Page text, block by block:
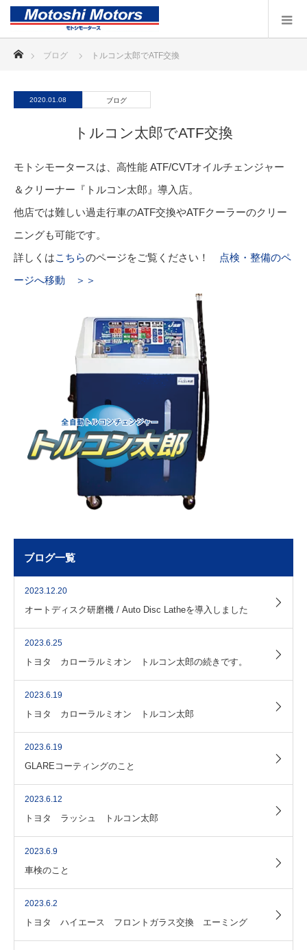
ブログ トルコン太郎でATF交換
2020.01.08 ブログ
トルコン太郎でATF交換
モトシモータースは、高性能 ATF/CVTオイルチェンジャー
＆クリーナー『トルコン太郎』導入店。
他店では難しい過走行車のATF交換やATFクーラーのクリー
ニングも可能です。
詳しくはこちらのページをご覧ください！
点検・整備のペ
ージへ移動 ＞＞
ブログ一覧
2023.12.20
オートディスク研磨機 / Auto Disc Latheを導入しました
2023.6.25
トヨタ カローラルミオン トルコン太郎の続きです。
2023.6.19
トヨタ カローラルミオン トルコン太郎
2023.6.19
GLAREコーティングのこと
2023.6.12
トヨタ ラッシュ トルコン太郎
2023.6.9
車検のこと
2023.6.2
トヨタ ハイエース フロントガラス交換 エーミング